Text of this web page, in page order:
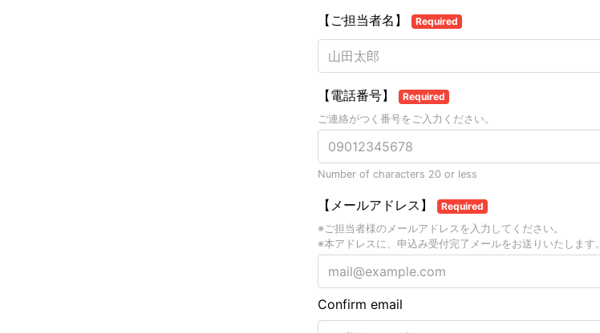
【ご担当者名】 Required
【電話番号】 Required
ご連絡がつく番号をご入力ください。
Number of characters 20 or less
【メールアドレス】 Required
※ご担当者様のメールアドレスを入力してください。
※本アドレスに、申込み受付完了メールをお送りいたします。
Confirm email